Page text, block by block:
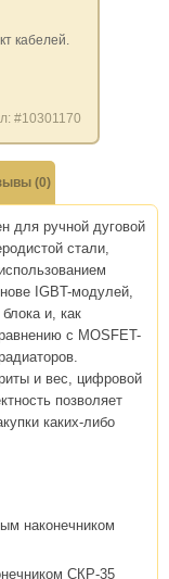
кабелей.
#10301170
(0)
для ручной дуговой
стали,
IGBT-модулей,
и, как
с MOSFET-
и вес, цифровой
позволяет
каких-либо
наконечником
СКР-35